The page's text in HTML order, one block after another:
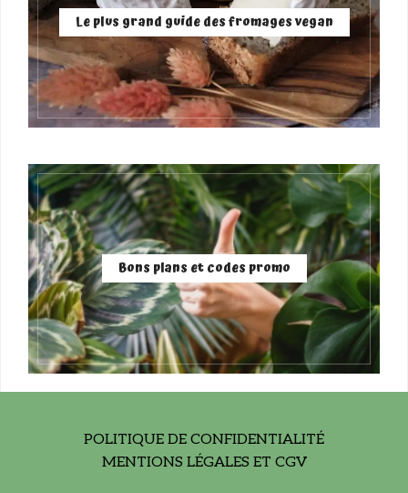
Le plus grand guide des fromages vegan
Bons plans et codes promo
POLITIQUE DE CONFIDENTIALITÉ
MENTIONS LÉGALES ET CGV